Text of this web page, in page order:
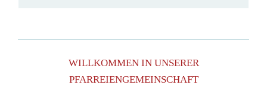
WILLKOMMEN IN UNSERER
PFARREIENGEMEINSCHAFT